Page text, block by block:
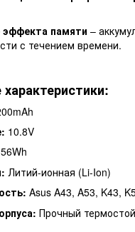
эффекта памяти –
с течением времени.
характеристики:
10.8V
56Wh
Литий-ионная (Li-Ion)
Asus A43, A53, K43,
Прочный